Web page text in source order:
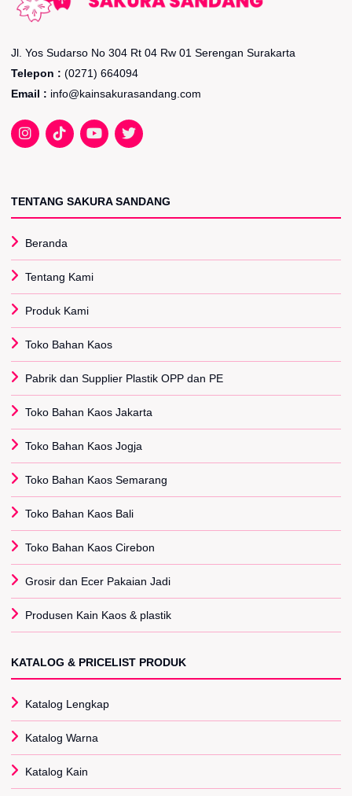
Jl. Yos Sudarso No 304 Rt 04 Rw 01 Serengan Surakarta
Telepon : (0271) 664094
Email : info@kainsakurasandang.com
TENTANG SAKURA SANDANG
Beranda
Tentang Kami
Produk Kami
Toko Bahan Kaos
Pabrik dan Supplier Plastik OPP dan PE
Toko Bahan Kaos Jakarta
Toko Bahan Kaos Jogja
Toko Bahan Kaos Semarang
Toko Bahan Kaos Bali
Toko Bahan Kaos Cirebon
Grosir dan Ecer Pakaian Jadi
Produsen Kain Kaos & plastik
KATALOG & PRICELIST PRODUK
Katalog Lengkap
Katalog Warna
Katalog Kain